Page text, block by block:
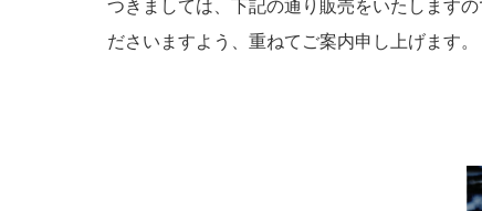
つきましては、下記の通り販売をいたします
ださいますよう、重ねてご案内申し上げます。